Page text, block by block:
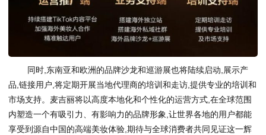
同时,东南亚和欧洲的品牌沙龙和巡游展也将陆续启动,展示产
品,链接用户,将定期开展当地代理商的培训和走访,提供专业的培训和
市场支持。麦吉丽将以高度本地化和个性化的运营方式,在全球范围
内塑造一个有吸引力、有影响力的品牌形象,让世界各地的用户都能
享受到源自中国的高端美妆体验,期待与全球消费者共同见证这一辉